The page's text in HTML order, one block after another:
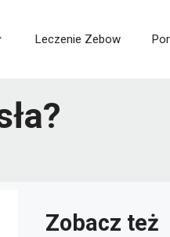
Leczenie Zebow
Zobacz też